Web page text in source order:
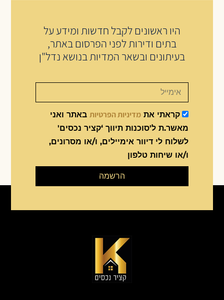
היו ראשונים לקבל חדשות ומידע על
בתים ודירות לפני הפרסום באתר,
בעיתונים ובשאר המדיות בנושא נדל"ן
קראתי את מדיניות הפרטיות באתר ואני
מאשר.ת ל'סוכנות תיווך ‘קציר נכסים'
לשלוח לי דיוור אימיילים, ו/או מסרונים,
ו/או שיחות טלפון
הרשמה